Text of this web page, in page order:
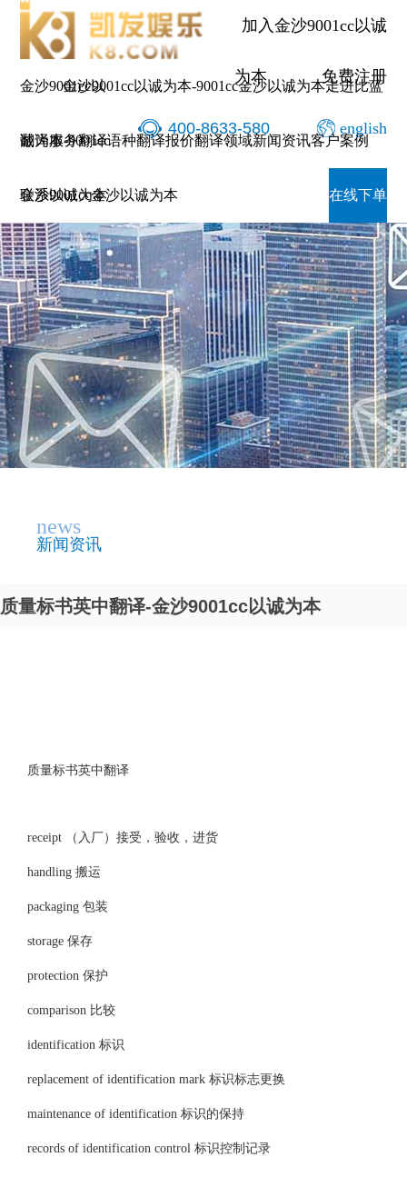
加入金沙9001cc以诚
为本 免费注册
400-8633-580 english
金沙9001cc以
诚为本-9001cc
金沙以诚为本
金沙9001cc以诚为本-9001cc金沙以诚为本走进比蓝
翻译服务翻译语种翻译报价翻译领域新闻资讯客户案例
联系9001cc金沙以诚为本 在线下单
news
新闻资讯
质量标书英中翻译-金沙9001cc以诚为本
质量标书英中翻译
receipt （入厂）接受，验收，进货
handling 搬运
packaging 包装
storage 保存
protection 保护
comparison 比较
identification 标识
replacement of identification mark 标识标志更换
maintenance of identification 标识的保持
records of identification control 标识控制记录